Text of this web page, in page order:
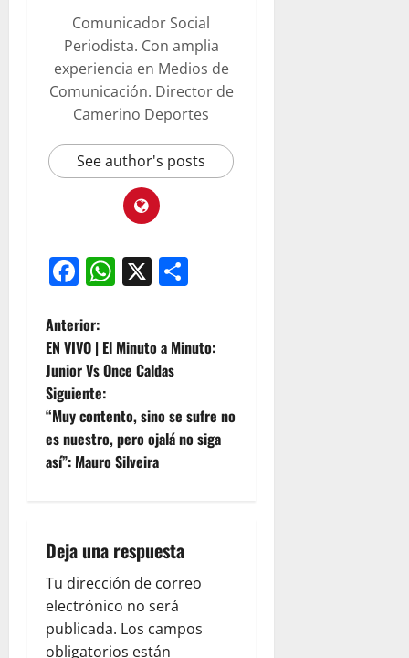
Comunicador Social
Periodista. Con amplia
experiencia en Medios de
Comunicación. Director de
Camerino Deportes
See author's posts
Facebook
WhatsApp
X
Anterior:
EN VIVO | El Minuto a Minuto:
Junior Vs Once Caldas
Siguiente:
“Muy contento, sino se sufre no
es nuestro, pero ojalá no siga
así”: Mauro Silveira
Deja una respuesta
Tu dirección de correo
electrónico no será
publicada. Los campos
obligatorios están